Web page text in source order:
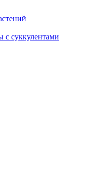
с суккулентами